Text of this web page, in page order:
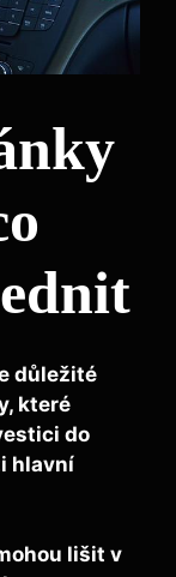
důležité
které
do
hlavní
lišit v